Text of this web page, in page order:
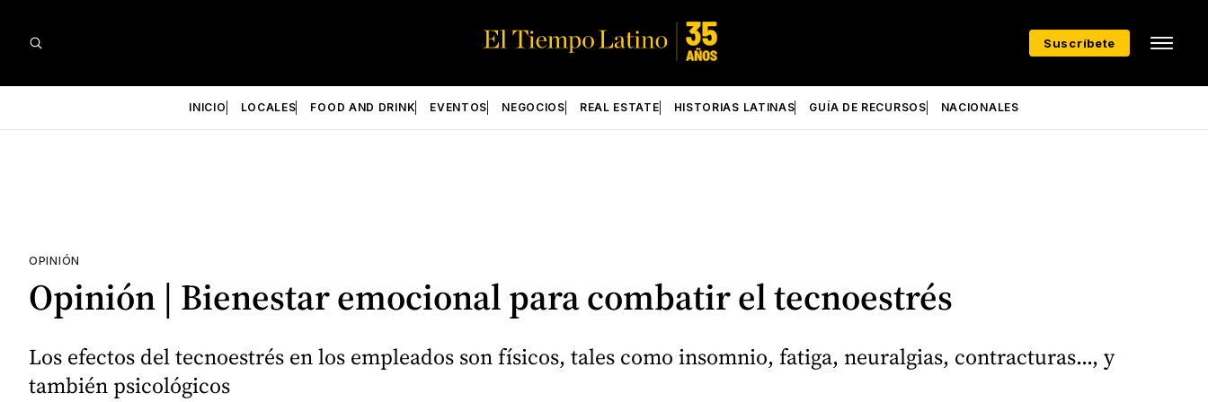
Suscríbete
INICIO LOCALES FOOD AND DRINK EVENTOS NEGOCIOS REAL ESTATE HISTORIAS LATINAS GUÍA DE RECURSOS NACIONALES
OPINIÓN
Opinión | Bienestar emocional para combatir el tecnoestrés
Los efectos del tecnoestrés en los empleados son físicos, tales como insomnio, fatiga, neuralgias, contracturas..., y
también psicológicos